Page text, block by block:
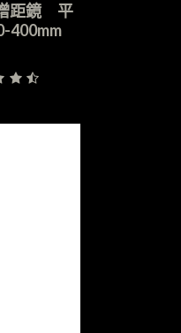
距鏡 平
400mm